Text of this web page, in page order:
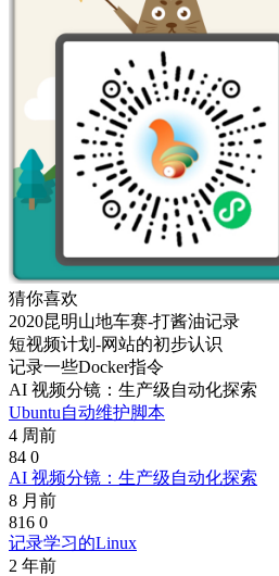
猜你喜欢
2020昆明山地车赛-打酱油记录
短视频计划-网站的初步认识
记录一些Docker指令
AI 视频分镜：生产级自动化探索
Ubuntu自动维护脚本
4 周前
84 0
AI 视频分镜：生产级自动化探索
8 月前
816 0
记录学习的Linux
2 年前